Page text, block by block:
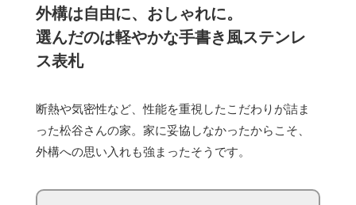
外構は自由に、おしゃれに。
選んだのは軽やかな手書き風ステンレ
ス表札
断熱や気密性など、性能を重視したこだわりが詰ま
った松谷さんの家。家に妥協しなかったからこそ、
外構への思い入れも強まったそうです。